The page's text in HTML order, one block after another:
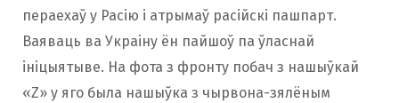
пераехаў у Расію і атрымаў расійскі пашпарт.
Ваяваць ва Украіну ён пайшоў па ўласнай
ініцыятыве. На фота з фронту побач з нашыўкай
«Z» у яго была нашыўка з чырвона-зялёным